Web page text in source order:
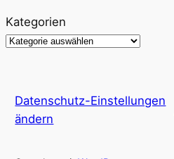
Kategorien
Datenschutz-Einstellungen
ändern